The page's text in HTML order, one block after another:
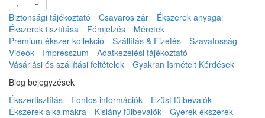
Biztonsági tájékoztató Csavaros zár
Ékszerek anyagai
Ékszerek tisztítása
Fémjelzés
Méretek
Prémium ékszer kollekció
Szállítás & Fizetés
Szavatosság
Videók
Impresszum
Adatkezelési tájékoztató
Vásárlási és szállítási feltételek
Gyakran Ismételt Kérdések
Blog bejegyzések
Ékszertisztítás
Fontos információk
Ezüst fülbevalók
Ékszerek alkalmakra
Kislány fülbevalók
Gyerek ékszerek